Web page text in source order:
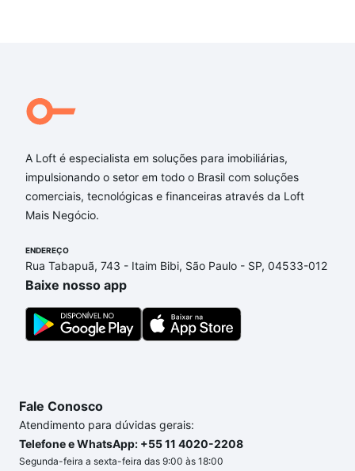
A Loft é especialista em soluções para imobiliárias,
impulsionando o setor em todo o Brasil com soluções
comerciais, tecnológicas e financeiras através da Loft
Mais Negócio.
ENDEREÇO
Rua Tabapuã, 743 - Itaim Bibi, São Paulo - SP, 04533-012
Baixe nosso app
Fale Conosco
Atendimento para dúvidas gerais:
Telefone e WhatsApp: +55 11 4020-2208
Segunda-feira a sexta-feira das 9:00 às 18:00